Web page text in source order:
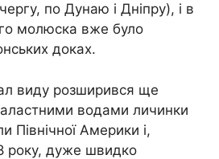
по Дунаю і Дніпру), і в
молюска вже було
доках.
виду розширився ще
водами личинки
Північної Америки і,
року, дуже швидко